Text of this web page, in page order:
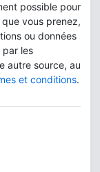
possible pour
vous prenez,
ou données
par les
autre source, au
et conditions.